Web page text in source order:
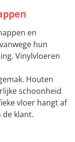
en
hun
Vinylvloeren
Houten
schoonheid
vloer hangt af
klant.